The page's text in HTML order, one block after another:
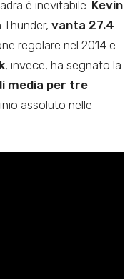
è inevitabile. Kevin
vanta 27.4
regolare nel 2014 e
, invece, ha segnato la
media per tre
assoluto nelle